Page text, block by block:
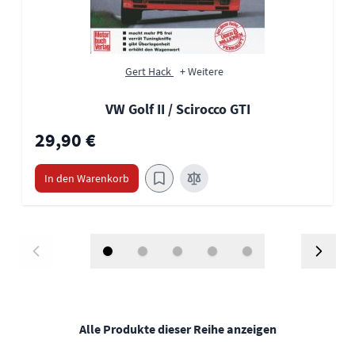
Gert Hack + Weitere
VW Golf II / Scirocco GTI
29,90 €
In den Warenkorb
Alle Produkte dieser Reihe anzeigen